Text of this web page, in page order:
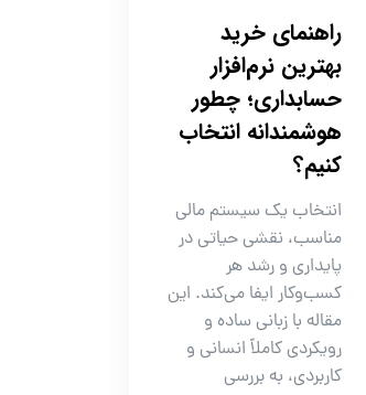
راهنمای خرید
بهترین نرم‌افزار
حسابداری؛ چطور
هوشمندانه انتخاب
کنیم؟
انتخاب یک سیستم مالی
مناسب، نقشی حیاتی در
پایداری و رشد هر
کسب‌وکار ایفا می‌کند. این
مقاله با زبانی ساده و
رویکردی کاملاً انسانی و
کاربردی، به بررسی